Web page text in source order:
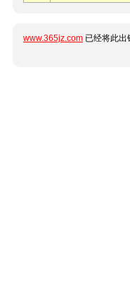
www.365jz.com 已经将此出